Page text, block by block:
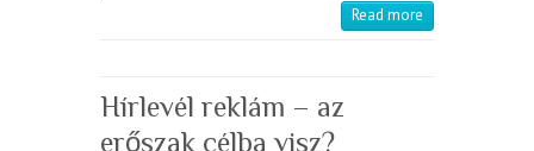
Read more
Hírlevél reklám – az
erőszak célba visz?